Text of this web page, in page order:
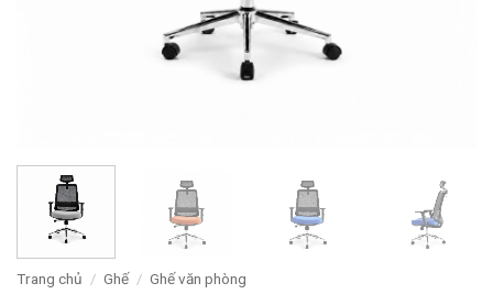
Trang chủ / Ghế / Ghế văn phòng